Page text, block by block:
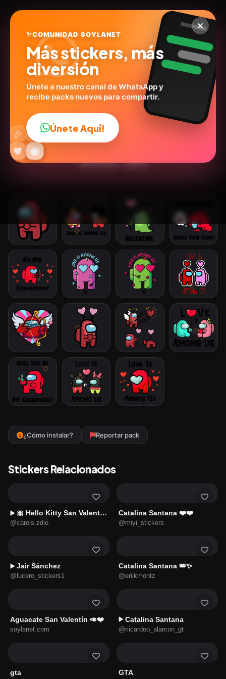
Amongus San Valentín ❤️✨
@stiker_art_2024
15stickers 🎮Juegos
Emociones Inglés
¿Cómo instalar? Reportar pack
Stickers Relacionados
▶️ 🎀 Hello Kitty San Valentín 🩷
@carols.zdio
Catalina Santana ❤️❤️
@miyi_stickers
▶️ Jair Sánchez
@lucero_stickers1
Catalina Santana 👑✨
@eriikmontz
Aguacate San Valentín 🥑❤️
soylanet.com
▶️ Catalina Santana
@riicardoo_alarcon_gt
gta GTA
😎
😂
🔥
💬
❤️ ✨
🤩
😜
🎉 👍
✨COMUNIDAD SOYLANET
Más stickers, más
diversión
Únete a nuestro canal de WhatsApp y
recibe packs nuevos para compartir.
Únete Aquí!